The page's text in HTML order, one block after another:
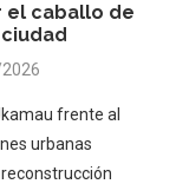
el caballo de
frente al
urbanas